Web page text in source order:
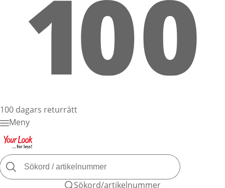
100 dagars returrätt
Meny
Sökord/artikelnummer